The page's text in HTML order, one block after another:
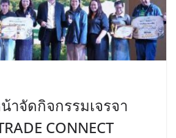
าจัดกิจกรรมเจรจา
CONNECT